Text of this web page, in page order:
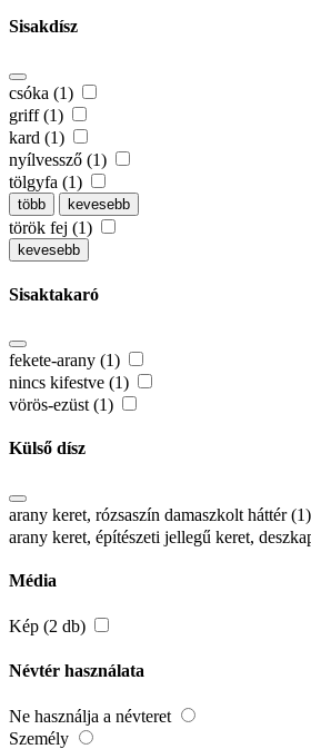
Sisakdísz
csóka (1)
griff (1)
kard (1)
nyílvessző (1)
tölgyfa (1)
több kevesebb
török fej (1)
kevesebb
Sisaktakaró
fekete-arany (1)
nincs kifestve (1)
vörös-ezüst (1)
Külső dísz
arany keret, rózsaszín damaszkolt háttér (1)
arany keret, építészeti jellegű keret,
Média
Kép (2 db)
Névtér használata
Ne használja a névteret
Személy